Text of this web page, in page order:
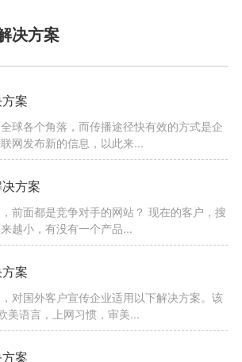
决方案
案
球各个角落，而传播途径快有效的方式是企
网发布新的信息，以此来...
方案
前面都是竞争对手的网站？ 现在的客户，搜
越小，有没有一个产品...
案
对国外客户宣传企业适用以下解决方案。该
美语言，上网习惯，审美...
案